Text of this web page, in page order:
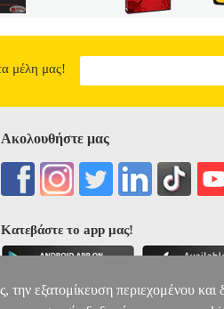
τα μέλη μας!
Ακολουθήστε μας
Κατεβάστε το app μας!
την εξατομίκευση περιεχομένου